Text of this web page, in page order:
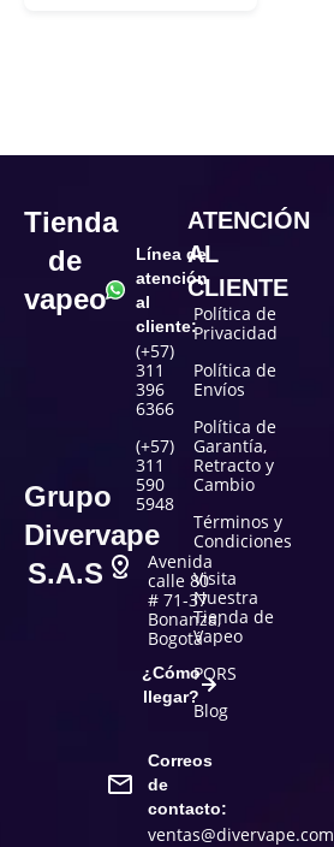
Tienda
de
vapeo
Grupo
Divervape
S.A.S
Línea de
atención
al
cliente:
(+57)
311
396
6366
(+57)
311
590
5948
Avenida
calle 80
# 71-37
Bonanza,
Bogotá
¿Cómo
llegar?
Correos
de
contacto:
ventas@divervape.com
ATENCIÓN
AL
CLIENTE
Política de
Privacidad
Política de
Envíos
Política de
Garantía,
Retracto y
Cambio
Términos y
Condiciones
Visita
Nuestra
Tienda de
Vapeo
PQRS
Blog